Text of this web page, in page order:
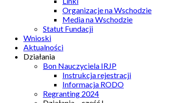
Organizacje na Wschodzie
Media na Wschodzie
Statut Fundacji
Wnioski
Aktualności
Działania
Bon Nauczyciela IRJP
Instrukcja rejestracji
Informacja RODO
Regranting 2024